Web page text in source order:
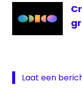
Laat een